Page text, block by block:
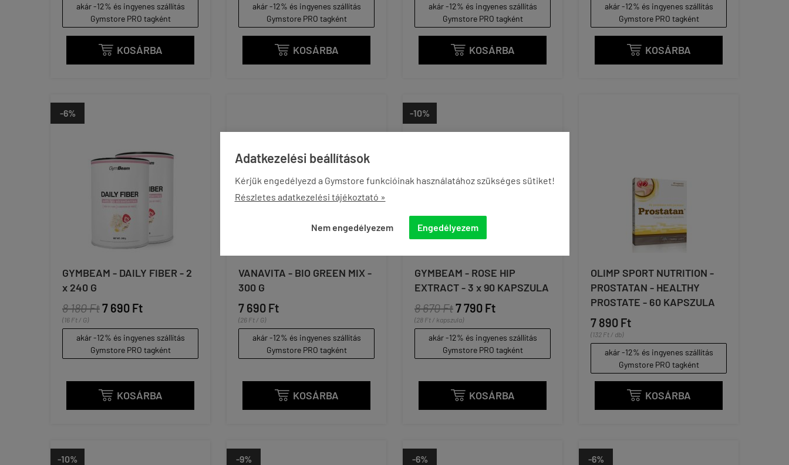
Adatkezelési beállítások
Kérjük engedélyezd a Gymstore funkcióinak használatához szükséges sütiket!
Részletes adatkezelési tájékoztató »
Nem engedélyezem Engedélyezem
akár -12% és ingyenes szállítás
Gymstore PRO tagként
 KOSÁRBA
akár -12% és ingyenes szállítás
Gymstore PRO tagként
 KOSÁRBA
akár -12% és ingyenes szállítás
Gymstore PRO tagként
 KOSÁRBA
akár -12% és ingyenes szállítás
Gymstore PRO tagként
 KOSÁRBA
-6%
GYMBEAM - DAILY FIBER - 2
x 240 G
8 180 Ft7 690 Ft
(16 Ft / G)
akár -12% és ingyenes szállítás
Gymstore PRO tagként
 KOSÁRBA
VANAVITA - BIO GREEN MIX -
300 G
7 690 Ft
(26 Ft / G)
akár -12% és ingyenes szállítás
Gymstore PRO tagként
 KOSÁRBA
-10%
GYMBEAM - ROSE HIP
EXTRACT - 3 x 90 KAPSZULA
8 670 Ft7 790 Ft
(28 Ft / kapszula)
akár -12% és ingyenes szállítás
Gymstore PRO tagként
 KOSÁRBA
OLIMP SPORT NUTRITION -
PROSTATAN - HEALTHY
PROSTATE - 60 KAPSZULA
7 890 Ft
(132 Ft / db)
akár -12% és ingyenes szállítás
Gymstore PRO tagként
 KOSÁRBA
-10% -9% -6% -6%